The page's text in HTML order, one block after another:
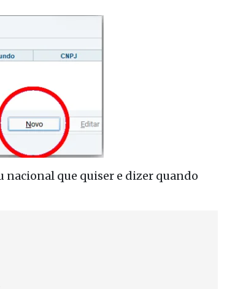
nacional que quiser e dizer quando